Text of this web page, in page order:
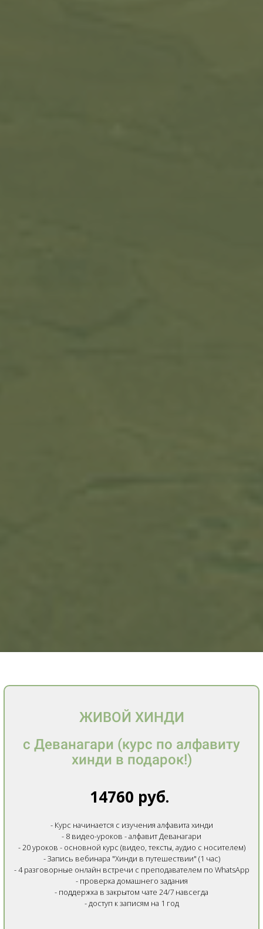
ЖИВОЙ ХИНДИ
с Деванагари (курс по алфавиту
хинди в подарок!)
14760 руб.
- Курс начинается с изучения алфавита хинди
- 8 видео-уроков - алфавит Деванагари
- 20 уроков - основной курс (видео, тексты, аудио с носителем)
- Запись вебинара "Хинди в путешествии" (1 час)
- 4 разговорные онлайн встречи с преподавателем по WhatsApp
- проверка домашнего задания
- поддержка в закрытом чате 24/7 навсегда
- доступ к записям на 1 год